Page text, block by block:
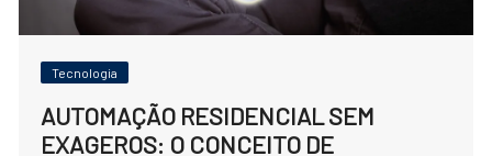
Tecnologia
AUTOMAÇÃO RESIDENCIAL SEM
EXAGEROS: O CONCEITO DE